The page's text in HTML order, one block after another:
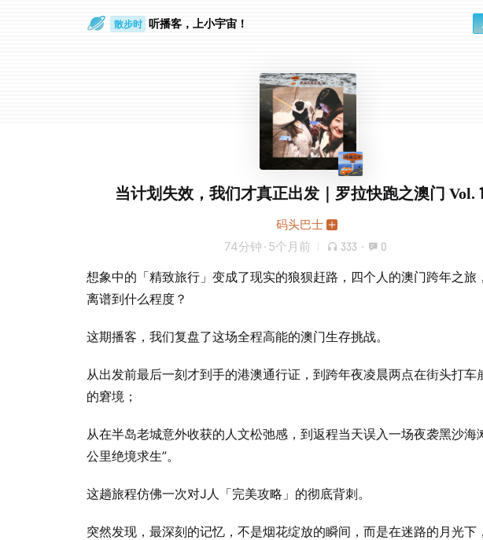
散步时 听播客，上小宇宙！
当计划失效，我们才真正出发｜罗拉快跑之澳门 Vol.
码头巴士
74分钟 · 5个月前 333 · 0
想象中的「精致旅行」变成了现实的狼狈赶路，四个人的澳门跨年之旅
离谱到什么程度？
这期播客，我们复盘了这场全程高能的澳门生存挑战。
从出发前最后一刻才到手的港澳通行证，到跨年夜凌晨两点在街头打车
的窘境；
从在半岛老城意外收获的人文松弛感，到返程当天误入一场夜袭黑沙海
公里绝境求生”。
这趟旅程仿佛一次对J人「完美攻略」的彻底背刺。
突然发现，最深刻的记忆，不是烟花绽放的瞬间，而是在迷路的月光下